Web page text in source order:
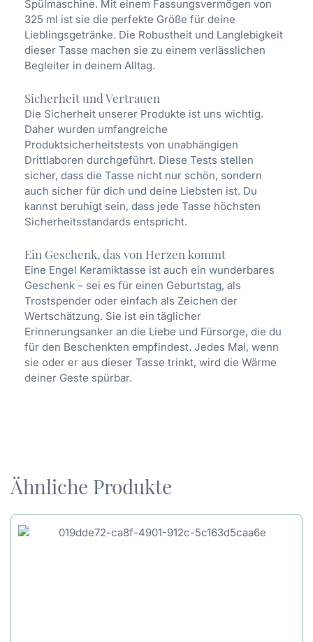
Spülmaschine. Mit einem Fassungsvermögen von
325 ml ist sie die perfekte Größe für deine
Lieblingsgetränke. Die Robustheit und Langlebigkeit
dieser Tasse machen sie zu einem verlässlichen
Begleiter in deinem Alltag.
Sicherheit und Vertrauen
Die Sicherheit unserer Produkte ist uns wichtig.
Daher wurden umfangreiche
Produktsicherheitstests von unabhängigen
Drittlaboren durchgeführt. Diese Tests stellen
sicher, dass die Tasse nicht nur schön, sondern
auch sicher für dich und deine Liebsten ist. Du
kannst beruhigt sein, dass jede Tasse höchsten
Sicherheitsstandards entspricht.
Ein Geschenk, das von Herzen kommt
Eine Engel Keramiktasse ist auch ein wunderbares
Geschenk – sei es für einen Geburtstag, als
Trostspender oder einfach als Zeichen der
Wertschätzung. Sie ist ein täglicher
Erinnerungsanker an die Liebe und Fürsorge, die du
für den Beschenkten empfindest. Jedes Mal, wenn
sie oder er aus dieser Tasse trinkt, wird die Wärme
deiner Geste spürbar.
Ähnliche Produkte